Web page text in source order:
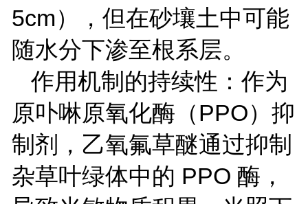
5cm），但在砂壤土中可能
随水分下渗至根系层。
作用机制的持续性：作为
原卟啉原氧化酶（PPO）抑
制剂，乙氧氟草醚通过抑制
杂草叶绿体中的 PPO 酶，